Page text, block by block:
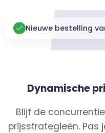
Nieuwe bestelling
Dynamische
Blijf de
prijsstrategieën. Pas